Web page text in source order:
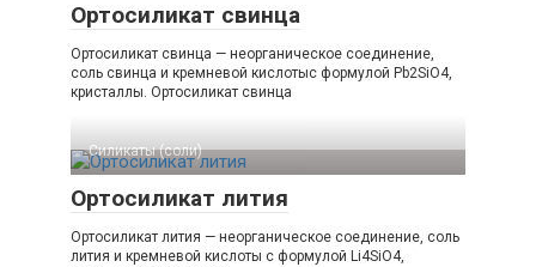
Ортосиликат свинца
Ортосиликат свинца — неорганическое соединение,
соль свинца и кремневой кислотыс формулой Pb2SiO4,
кристаллы. Ортосиликат свинца
Силикаты (соли)‎
Ортосиликат лития
Ортосиликат лития — неорганическое соединение, соль
лития и кремневой кислоты с формулой Li4SiO4,